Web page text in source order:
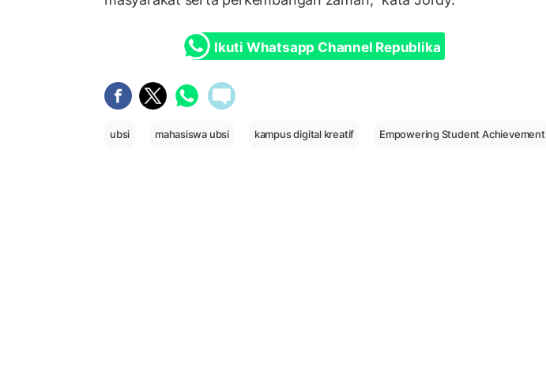
Ikuti Whatsapp Channel Republika
ubsi mahasiswa ubsi kampus digital kreatif Empowering Student Achievement